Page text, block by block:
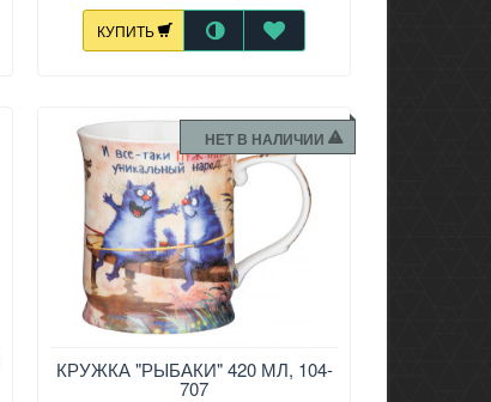
КУПИТЬ
НЕТ В НАЛИЧИИ
КРУЖКА "РЫБАКИ" 420 МЛ, 104-
707